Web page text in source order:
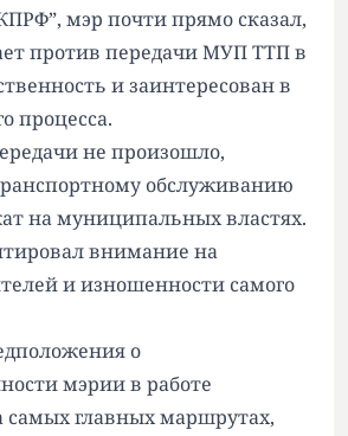
мэр почти прямо сказал,
против передачи МУП ТТП в
и заинтересован в
процесса.
не произошло,
обслуживанию
на муниципальных властях.
внимание на
и изношенности самого
о
мэрии в работе
самых главных маршрутах,